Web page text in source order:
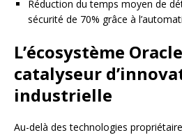
Réduction du temps moyen de
sécurité de 70% grâce à
L’écosystème
catalyseur
industrielle
Au-delà des technologies